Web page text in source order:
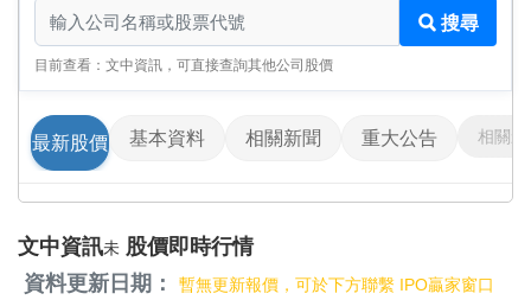
搜尋
目前查看：文中資訊，可直接查詢其他公司股價
最新股價 基本資料 相關新聞 重大公告 相關影
文中資訊未 股價即時行情
資料更新日期：
暫無更新報價，可於下方聯繫 IPO贏家窗口